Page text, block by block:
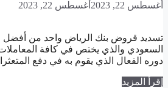
أغسطس 22, 2023 أغسطس 22, 2023
تسديد قروض بنك الرياض واحد من أفضل
السعودي والذي يختص في كافة
دوره الفعال الذي يقوم به في دفع
إقرأ المزيد